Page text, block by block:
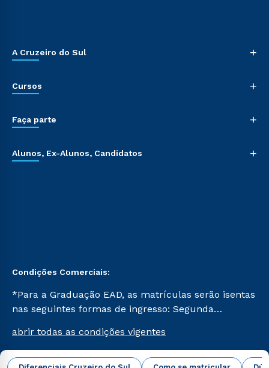
A Cruzeiro do Sul +
Cursos +
Faça parte +
Alunos, Ex-Alunos, Candidatos +
Condições Comerciais:
*Para a Graduação EAD, as matrículas serão isentas
nas seguintes formas de ingresso: Segunda
Já para as demais, a taxa de matrícula será de R$
49. *Para a Pós-graduação EAD, as ofertas
abrir todas as condições vigentes